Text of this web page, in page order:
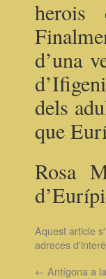
herois
d’una
dels
que
Rosa
Aquest article
adreces
← Antígona a